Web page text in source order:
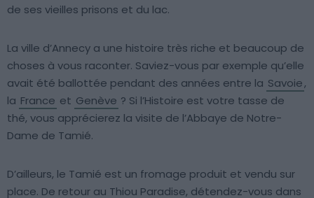
de ses vieilles prisons et du lac.
La ville d’Annecy a une histoire très riche et beaucoup de
choses à vous raconter. Saviez-vous par exemple qu’elle
avait été ballottée pendant des années entre la Savoie,
la France et Genève ? Si l’Histoire est votre tasse de
thé, vous apprécierez la visite de l’Abbaye de Notre-
Dame de Tamié.
D’ailleurs, le Tamié est un fromage produit et vendu sur
place. De retour au Thiou Paradise, détendez-vous dans